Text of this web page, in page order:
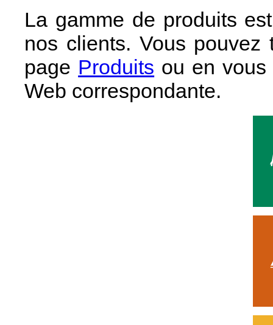
La gamme de produits
nos clients. Vous
page Produits ou en vous
Web correspondante.